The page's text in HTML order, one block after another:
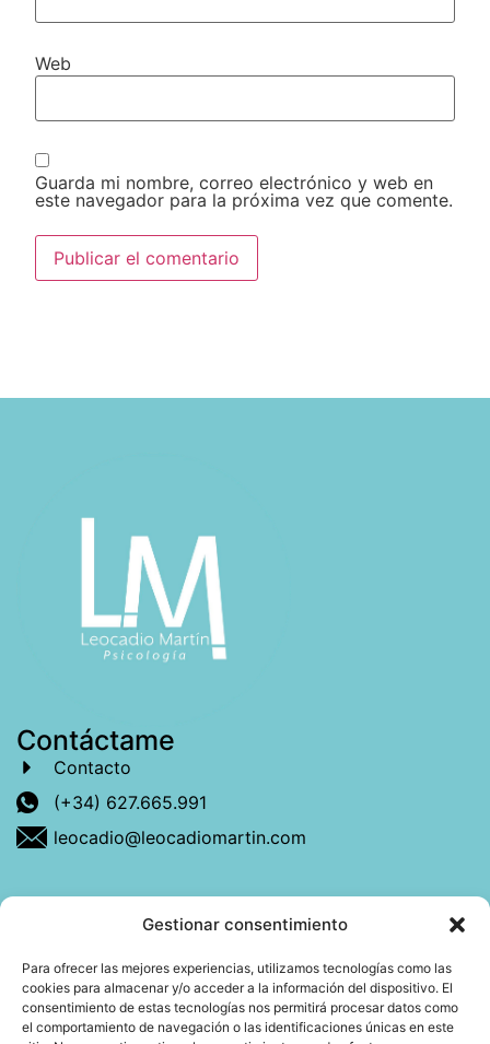
Gestionar consentimiento
Para ofrecer las mejores experiencias, utilizamos tecnologías como las
cookies para almacenar y/o acceder a la información del dispositivo. El
consentimiento de estas tecnologías nos permitirá procesar datos como
el comportamiento de navegación o las identificaciones únicas en este
Web
Guarda mi nombre, correo electrónico y web en
este navegador para la próxima vez que comente.
Contáctame
Contacto
(+34) 627.665.991
leocadio@leocadiomartin.com
Descubre más sobre mí
Mi libro: La felicidad: qué ayuda y qué no.
Blog: Reflexiones que conectan